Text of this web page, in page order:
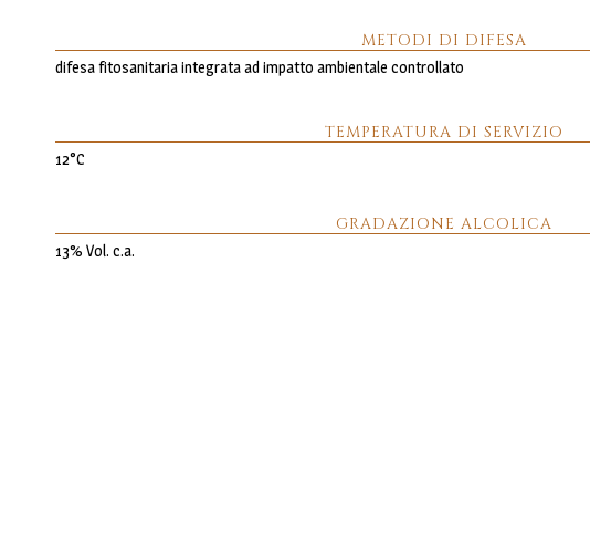
METODI DI DIFESA
difesa fitosanitaria integrata ad impatto ambientale controllato
TEMPERATURA DI SERVIZIO
12°C
GRADAZIONE ALCOLICA
13% Vol. c.a.